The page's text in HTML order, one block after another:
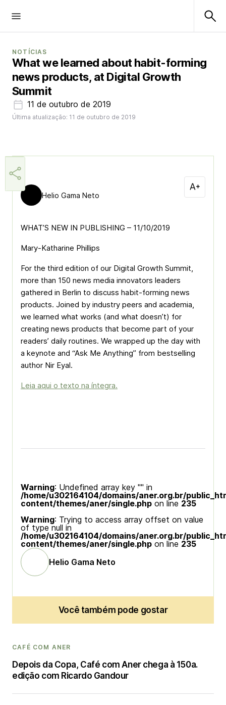
NOTÍCIAS
What we learned about habit-forming
news products, at Digital Growth
Summit
11 de outubro de 2019
Última atualização: 11 de outubro de 2019
Helio Gama Neto
WHAT’S NEW IN PUBLISHING – 11/10/2019
Mary-Katharine Phillips
For the third edition of our Digital Growth Summit,
more than 150 news media innovators leaders
gathered in Berlin to discuss habit-forming news
products. Joined by industry peers and academia,
we learned what works (and what doesn’t) for
creating news products that become part of your
readers’ daily routines. We wrapped up the day with
a keynote and “Ask Me Anything” from bestselling
author Nir Eyal.
Leia aqui o texto na íntegra.
Warning: Undefined array key "" in
/home/u302164104/domains/aner.org.br/
content/themes/aner/single.php on line 235
Warning: Trying to access array offset on value
of type null in
/home/u302164104/domains/aner.org.br/
content/themes/aner/single.php on line 235
Helio Gama Neto
Você também pode gostar
CAFÉ COM ANER
Depois da Copa, Café com Aner chega à 150a.
edição com Ricardo Gandour